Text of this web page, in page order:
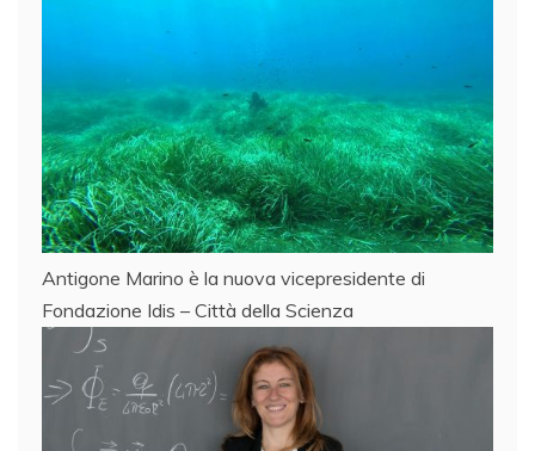
Antigone Marino è la nuova vicepresidente di
Fondazione Idis – Città della Scienza